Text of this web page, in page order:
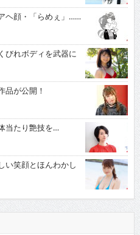
ヘ顔・「らめぇ」……
れボディを武器に
が公開！
当たり艶技を…
笑顔とほんわかし